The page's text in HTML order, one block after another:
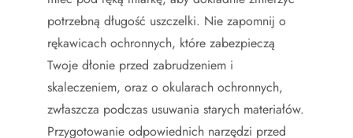
potrzebną długość uszczelki. Nie zapomnij o
rękawicach ochronnych, które zabezpieczą
Twoje dłonie przed zabrudzeniem i
skaleczeniem, oraz o okularach ochronnych,
zwłaszcza podczas usuwania starych materiałów.
Przygotowanie odpowiednich narzędzi przed